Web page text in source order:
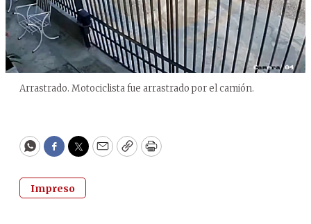
Arrastrado. Motociclista fue arrastrado por el camión.
WhatsApp
Facebook
Twitter
EmailCopyPrint
Impreso